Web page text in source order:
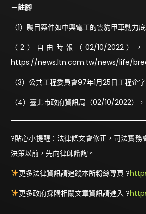
－註腳
（1）矚目案件如中興電工的雲豹甲車動力
（2）自由時報（02/10/2022
https://news.ltn.com.tw/news/life/
（3）公共工程委員會97年1月25日工程企
（4）臺北市政府資訊局（02/10/2022）
?貼心小提醒：法律條文會修正，司法實
決策以前，先向律師諮詢。
更多法律資訊請追蹤本所粉絲專頁 ?
更多政府採購相關文章資訊請進入 ?